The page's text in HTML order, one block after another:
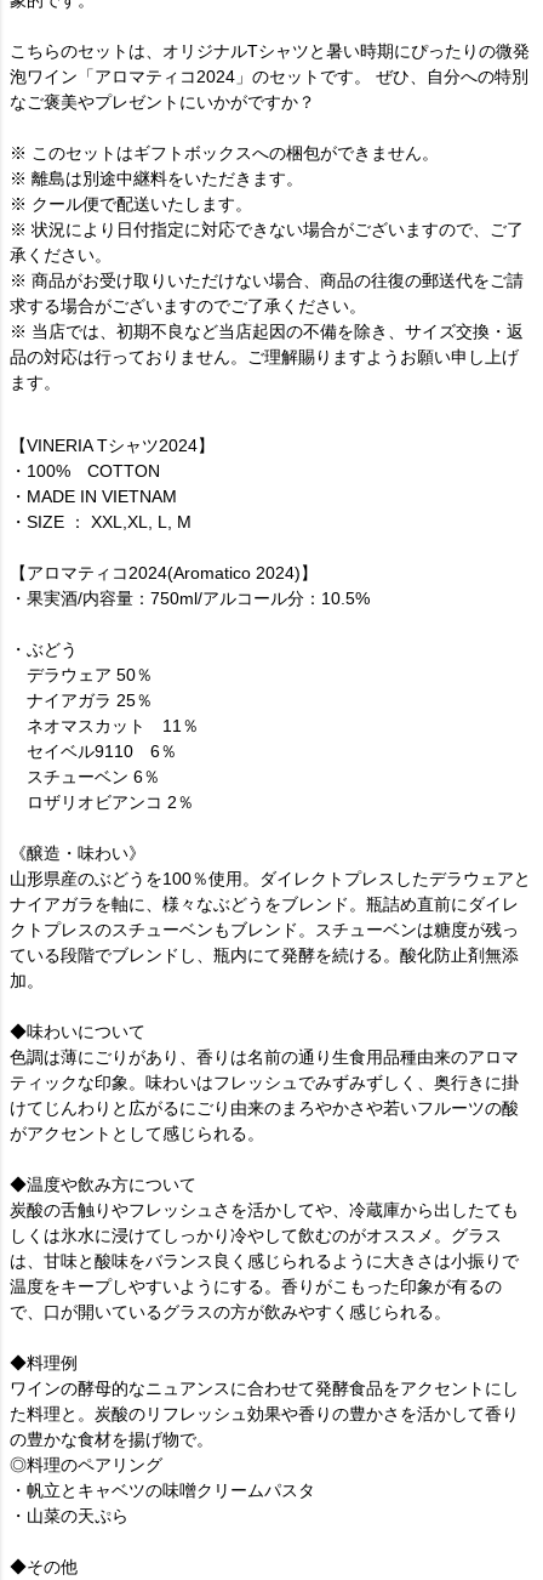
こちらのセットは、オリジナルTシャツと暑い時期にぴったりの微発
泡ワイン「アロマティコ2024」のセットです。 ぜひ、自分への特別
なご褒美やプレゼントにいかがですか？
※ このセットはギフトボックスへの梱包ができません。
※ 離島は別途中継料をいただきます。
※ クール便で配送いたします。
※ 状況により日付指定に対応できない場合がございますので、ご了
承ください。
※ 商品がお受け取りいただけない場合、商品の往復の郵送代をご請
求する場合がございますのでご了承ください。
※ 当店では、初期不良など当店起因の不備を除き、サイズ交換・返
品の対応は行っておりません。ご理解賜りますようお願い申し上げ
ます。
【VINERIA Tシャツ2024】
・100% COTTON
・MADE IN VIETNAM
・SIZE ： XXL,XL, L, M
【アロマティコ2024(Aromatico 2024)】
・果実酒/内容量：750ml/アルコール分：10.5%
・ぶどう
デラウェア 50％
ナイアガラ 25％
ネオマスカット 11％
セイベル9110 6％
スチューベン 6％
ロザリオビアンコ 2％
《醸造・味わい》
山形県産のぶどうを100％使用。ダイレクトプレスしたデラウェアと
ナイアガラを軸に、様々なぶどうをブレンド。瓶詰め直前にダイレ
クトプレスのスチューベンもブレンド。スチューベンは糖度が残っ
ている段階でブレンドし、瓶内にて発酵を続ける。酸化防止剤無添
加。
◆味わいについて
色調は薄にごりがあり、香りは名前の通り生食用品種由来のアロマ
ティックな印象。味わいはフレッシュでみずみずしく、奥行きに掛
けてじんわりと広がるにごり由来のまろやかさや若いフルーツの酸
がアクセントとして感じられる。
◆温度や飲み方について
炭酸の舌触りやフレッシュさを活かしてや、冷蔵庫から出したても
しくは氷水に浸けてしっかり冷やして飲むのがオススメ。グラス
は、甘味と酸味をバランス良く感じられるように大きさは小振りで
温度をキープしやすいようにする。香りがこもった印象が有るの
で、口が開いているグラスの方が飲みやすく感じられる。
◆料理例
ワインの酵母的なニュアンスに合わせて発酵食品をアクセントにし
た料理と。炭酸のリフレッシュ効果や香りの豊かさを活かして香り
の豊かな食材を揚げ物で。
◎料理のペアリング
・帆立とキャベツの味噌クリームパスタ
・山菜の天ぷら
◆その他